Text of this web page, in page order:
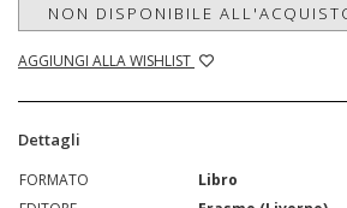
NON DISPONIBILE
AGGIUNGI ALLA WISHLIST
Dettagli
FORMATO
Libro